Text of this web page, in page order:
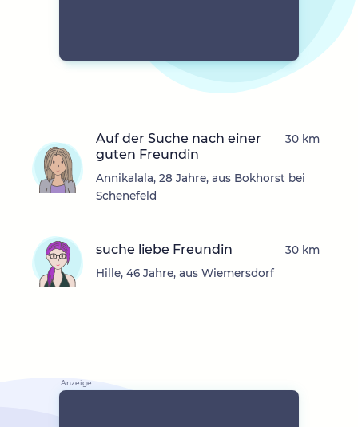
Auf der Suche nach einer
guten Freundin
Annikalala, 28 Jahre, aus Bokhorst bei
Schenefeld
30 km
suche liebe Freundin
Hille, 46 Jahre, aus Wiemersdorf
30 km